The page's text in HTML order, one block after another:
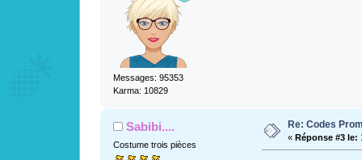
Messages: 95353
Karma: 10829
Sabibi....
Costume trois pièces
Re: Codes
« Réponse #3 le: